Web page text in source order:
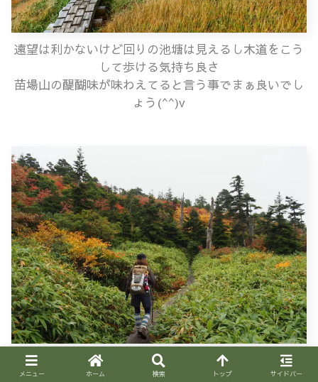
遠望は利かないけど回りの池塘は見えるし木道をこう
して歩ける気持ち良さ
苗場山の醍醐味が味わえてると言う事でまぁ良いでし
ょう(^^)v
しばらく木道を歩いたとこで樹林帯に突入です
メニュー ホーム 検索 トップ サイドバー